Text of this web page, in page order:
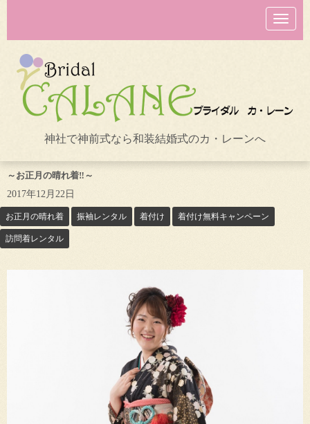
N
a
v
o
n
神社で神前式なら和装結婚式のカ・レーンへ
～お正月の晴れ着‼～
2017年12月22日
お正月の晴れ着 振袖レンタル 着付け 着付け無料キャンペーン
訪問着レンタル